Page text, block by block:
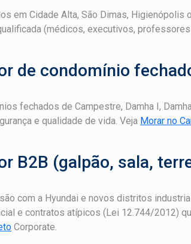
em Cidade Alta, São Dimas, Higienópolis
(médicos, executivos, professores
de condomínio
fechados de Campestre, Damha I,
e qualidade de vida. Veja Morar no
B2B (galpão, sala,
com a Hyundai e novos distritos
e contratos atípicos (Lei 12.744/2012)
Corporate.